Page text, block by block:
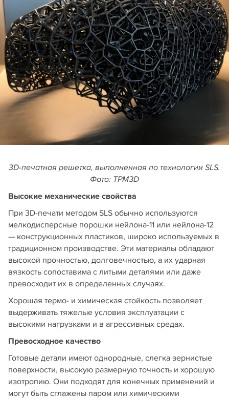
3D-печатная решетка, выполненная по технологии SLS.
Фото: TPM3D
Высокие механические свойства
При 3D-печати методом SLS обычно используются
мелкодисперсные порошки нейлона-11 или нейлона-12
— конструкционных пластиков, широко используемых в
традиционном производстве. Эти материалы обладают
высокой прочностью, долговечностью, а их ударная
вязкость сопоставима с литыми деталями или даже
превосходит их в определенных случаях.
Хорошая термо- и химическая стойкость позволяет
выдерживать тяжелые условия эксплуатации с
высокими нагрузками и в агрессивных средах.
Превосходное качество
Готовые детали имеют однородные, слегка зернистые
поверхности, высокую размерную точность и хорошую
изотропию. Они подходят для конечных применений и
могут быть сглажены паром или химическими